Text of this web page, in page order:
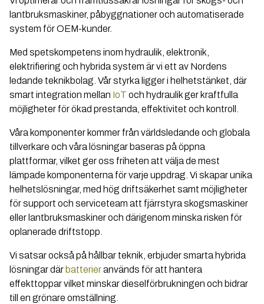
lantbruksmaskiner, påbyggnationer och automatiserade
system för OEM-kunder.
Med spetskompetens inom hydraulik, elektronik,
elektrifiering och hybrida system är vi ett av Nordens
ledande teknikbolag. Vår styrka ligger i helhetstänket, där
smart integration mellan IoT och hydraulik ger kraftfulla
möjligheter för ökad prestanda, effektivitet och kontroll.
Våra komponenter kommer från världsledande och globala
tillverkare och våra lösningar baseras på öppna
plattformar, vilket ger oss friheten att välja de mest
lämpade komponenterna för varje uppdrag. Vi skapar unika
helhetslösningar, med hög driftsäkerhet samt möjligheter
för support och serviceteam att fjärrstyra skogsmaskiner
eller lantbruksmaskiner och därigenom minska risken för
oplanerade driftstopp.
Vi satsar också på hållbar teknik, erbjuder smarta hybrida
lösningar där batterieranvänds för att hantera
effekttoppar vilket minskar dieselförbrukningen och bidrar
till en grönare omställning.